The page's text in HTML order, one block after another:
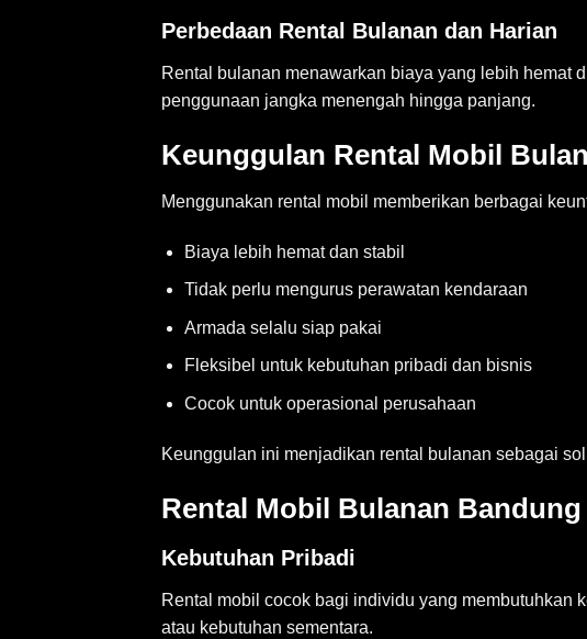
Perbedaan Rental Bulanan dan Harian
Rental bulanan menawarkan biaya yang lebih hemat
penggunaan jangka menengah hingga panjang.
Keunggulan Rental Mobil
Menggunakan rental mobil memberikan berbagai
Biaya lebih hemat dan stabil
Tidak perlu mengurus perawatan kendaraan
Armada selalu siap pakai
Fleksibel untuk kebutuhan pribadi dan bisnis
Cocok untuk operasional perusahaan
Keunggulan ini menjadikan rental bulanan sebagai
Rental Mobil Bulanan
Kebutuhan Pribadi
Rental mobil cocok bagi individu yang membutuhkan
atau kebutuhan sementara.